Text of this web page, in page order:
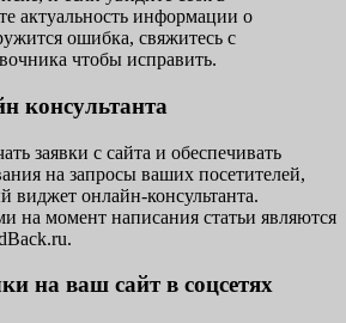
актуальность информации о
ошибка, свяжитесь с
чтобы исправить.
консультанта
заявки с сайта и обеспечивать
на запросы ваших посетителей,
виджет онлайн-консультанта.
на момент написания статьи являются
на ваш сайт в соцсетях